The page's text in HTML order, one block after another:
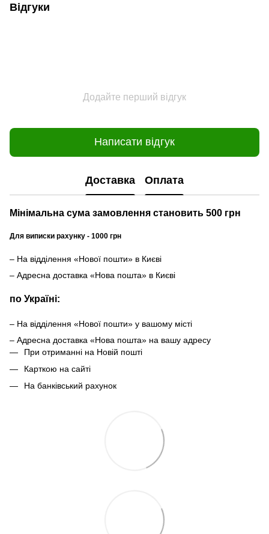
Відгуки
Додайте перший відгук
Написати відгук
Доставка Оплата
Мінімальна сума замовлення становить 500 грн
Для виписки рахунку - 1000 грн
– На відділення «Нової пошти» в Києві
– Адресна доставка «Нова пошта» в Києві
по Україні:
– На відділення «Нової пошти» у вашому місті
– Адресна доставка «Нова пошта» на вашу адресу
При отриманні на Новій пошті
Карткою на сайті
На банківський рахунок